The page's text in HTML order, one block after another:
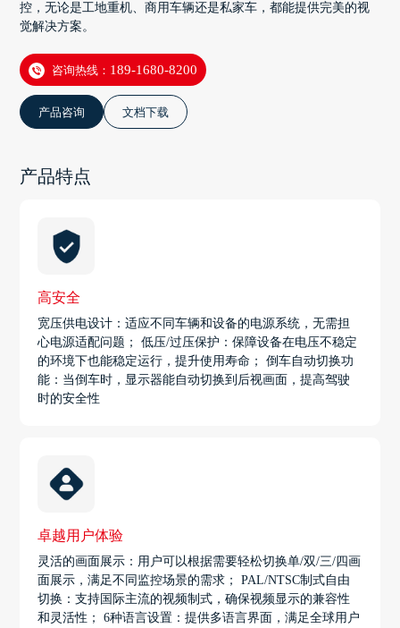
控，无论是工地重机、商用车辆还是私家车，都能提供完美的视
觉解决方案。
咨询热线： 189-1680-8200
产品咨询 文档下载
产品特点
高安全
宽压供电设计：适应不同车辆和设备的电源系统，无需担
心电源适配问题； 低压/过压保护：保障设备在电压不稳定
的环境下也能稳定运行，提升使用寿命； 倒车自动切换功
能：当倒车时，显示器能自动切换到后视画面，提高驾驶
时的安全性
卓越用户体验
灵活的画面展示：用户可以根据需要轻松切换单/双/三/四画
面展示，满足不同监控场景的需求； PAL/NTSC制式自由
切换：支持国际主流的视频制式，确保视频显示的兼容性
和灵活性； 6种语言设置：提供多语言界面，满足全球用户